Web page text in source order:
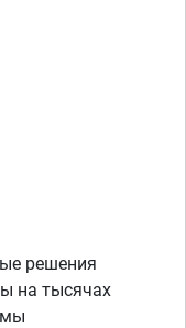
решения
на тысячах
мы